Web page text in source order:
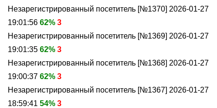
Незарегистрированный посетитель [№1370] 2026-01-27
19:01:56 62% 3
Незарегистрированный посетитель [№1369] 2026-01-27
19:01:35 62% 3
Незарегистрированный посетитель [№1368] 2026-01-27
19:00:37 62% 3
Незарегистрированный посетитель [№1367] 2026-01-27
18:59:41 54% 3